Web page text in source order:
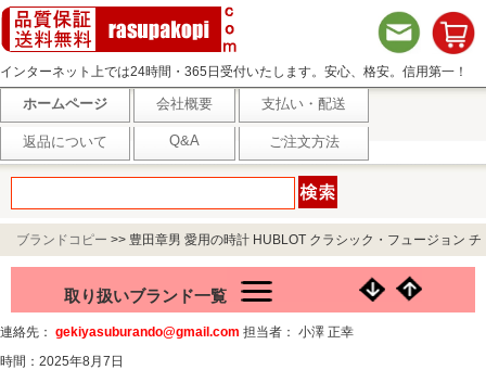
インターネット上では24時間・365日受付いたします。安心、格安。信用第一！
ホームページ 会社概要 支払い・配送
返品について Q&A ご注文方法
ブランドコピー >> 豊田章男 愛用の時計 HUBLOT クラシック・フュージョン チ
取り扱いブランド一覧
連絡先： gekiyasuburando@gmail.com 担当者： 小澤 正幸
時間：2025年8月7日